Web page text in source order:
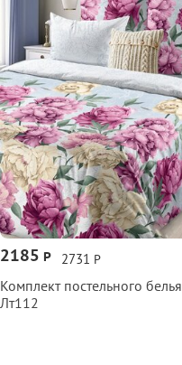
2731 Р
2185 Р
Комплект постельного белья
Лт112